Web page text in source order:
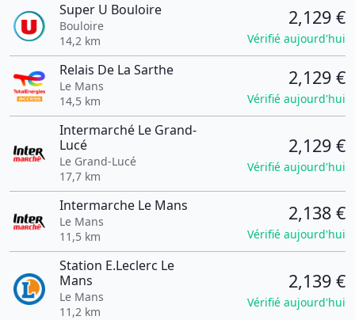
Super U Bouloire
Bouloire
14,2 km
2,129 €
Vérifié aujourd'hui
Relais De La Sarthe
Le Mans
14,5 km
2,129 €
Vérifié aujourd'hui
Intermarché Le Grand-
Lucé
Le Grand-Lucé
17,7 km
2,129 €
Vérifié aujourd'hui
Intermarche Le Mans
Le Mans
11,5 km
2,138 €
Vérifié aujourd'hui
Station E.Leclerc Le
Mans
Le Mans
11,2 km
2,139 €
Vérifié aujourd'hui